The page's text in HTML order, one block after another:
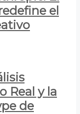
el
Real y la
de